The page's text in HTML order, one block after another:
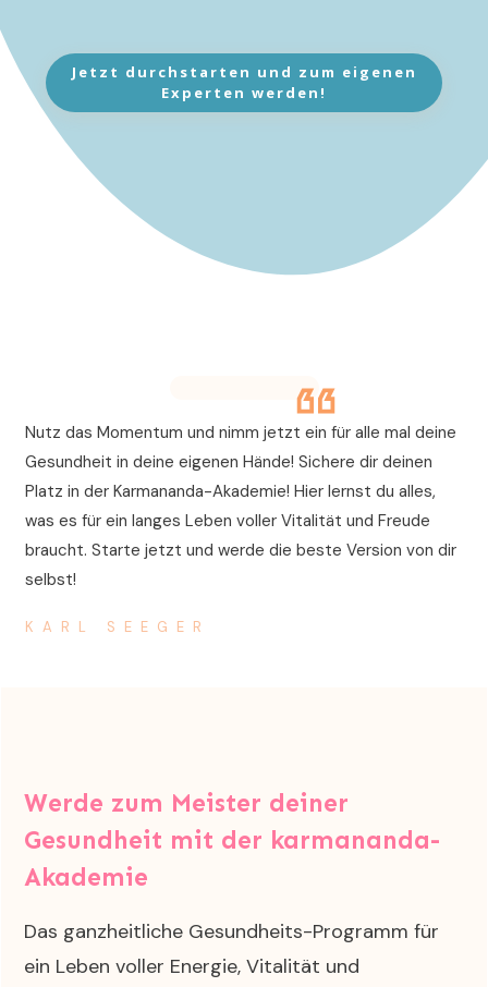
Jetzt durchstarten und zum eigenen
Experten werden!
Nutz das Momentum und nimm jetzt ein für alle mal deine
Gesundheit in deine eigenen Hände! Sichere dir deinen
Platz in der Karmananda-Akademie! Hier lernst du alles,
was es für ein langes Leben voller Vitalität und Freude
braucht. Starte jetzt und werde die beste Version von dir
selbst!
KARL SEEGER
Werde zum Meister deiner
Gesundheit mit der karmananda-
Akademie
Das ganzheitliche Gesundheits-Programm für
ein Leben voller Energie, Vitalität und